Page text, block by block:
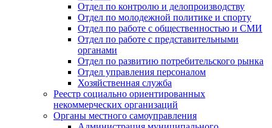
Отдел по контролю и делопроизводству
Отдел по молодежной политике и спорту
Отдел по работе с общественностью и СМИ
Отдел по работе с представительными
органами
Отдел по развитию потребительского рынка
Отдел управления персоналом
Хозяйственная служба
Реестр социально ориентированных
некоммерческих организаций
Органы местного самоуправления